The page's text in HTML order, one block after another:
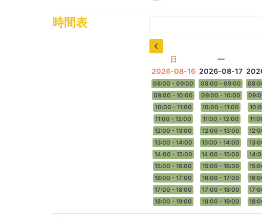
時間表
日 一
2026-08-16
08:00 - 09:00
09:00 - 10:00
10:00 - 11:00
11:00 - 12:00
12:00 - 13:00
13:00 - 14:00
14:00 - 15:00
15:00 - 16:00
16:00 - 17:00
17:00 - 18:00
18:00 - 19:00
2026-08-17
08:00 - 09:00
09:00 - 10:00
10:00 - 11:00
11:00 - 12:00
12:00 - 13:00
13:00 - 14:00
14:00 - 15:00
15:00 - 16:00
16:00 - 17:00
17:00 - 18:00
18:00 - 19:00